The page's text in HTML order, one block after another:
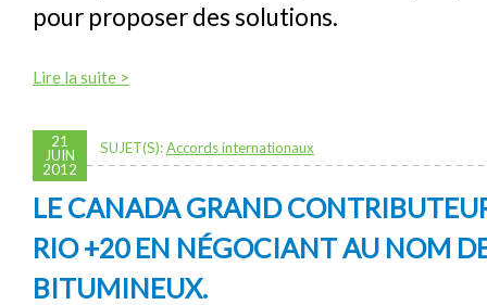
pour proposer des solutions.
Lire la suite >
21
JUIN
2012
SUJET(S):Accords internationaux
LE CANADA GRAND
RIO +20 EN NÉGOCIANT AU NOM
BITUMINEUX.